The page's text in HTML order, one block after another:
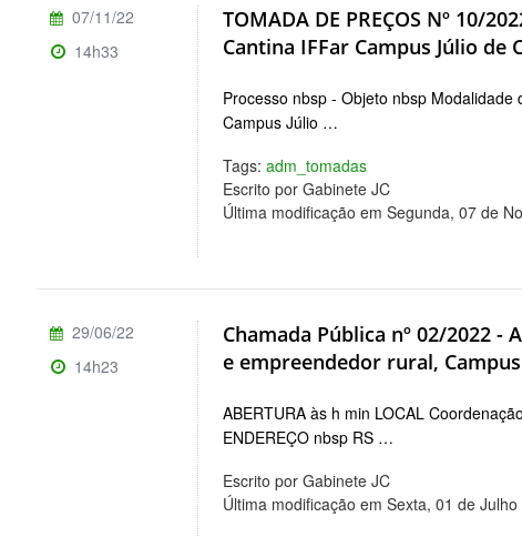
TOMADA DE PREÇOS Nº 10/
Cantina IFFar Campus Júlio de
Processo nbsp - Objeto nbsp
Campus Júlio …
Tags:adm_tomadas
Escrito por Gabinete JC
Última modificação em Segunda, 07 de
07/11/22
14h33
Chamada Pública nº 02/2022
e empreendedor rural,
ABERTURA às h min LOCAL
ENDEREÇO nbsp RS …
Escrito por Gabinete JC
Última modificação em Sexta, 01 de
29/06/22
14h23